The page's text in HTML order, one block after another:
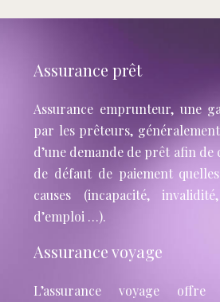
Assurance prêt
Assurance emprunteur, une
par les prêteurs,
d’une demande de prêt afin
de défaut de paiement
causes (incapacité,
d’emploi …).
Assurance voyage
L’assurance voyage